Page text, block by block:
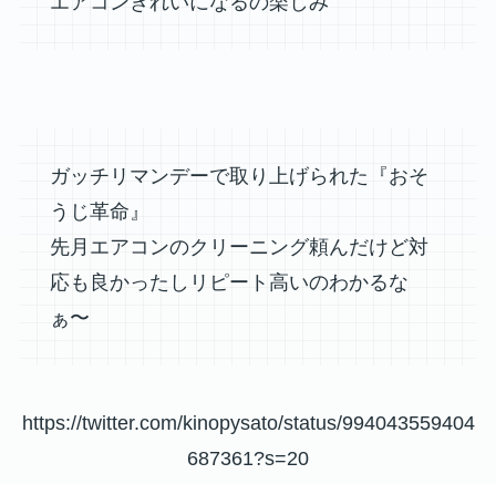
ガッチリマンデーで取り上げられた『おそ
うじ革命』
先月エアコンのクリーニング頼んだけど対
応も良かったしリピート高いのわかるな
ぁ〜
https://twitter.com/kinopysato/status/994043559404
687361?s=20